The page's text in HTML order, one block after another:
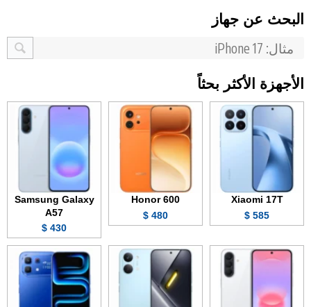
البحث عن جهاز
الأجهزة الأكثر بحثاً
Xiaomi 17T
585 $
Honor 600
480 $
Samsung Galaxy
A57
430 $